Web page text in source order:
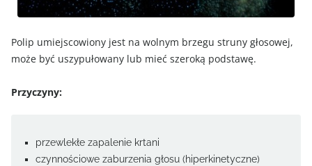
Polip umiejscowiony jest na wolnym brzegu struny głosowej,
może być uszypułowany lub mieć szeroką podstawę.
Przyczyny:
przewlekłe zapalenie krtani
czynnościowe zaburzenia głosu (hiperkinetyczne)